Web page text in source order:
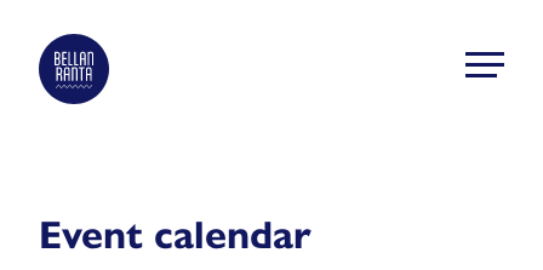
content
Bellanranta
Kallaveden
rannalla
Event calendar